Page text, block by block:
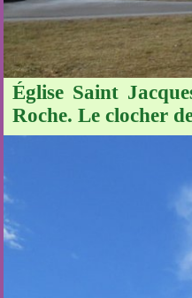
Église Saint
Roche. Le clocher